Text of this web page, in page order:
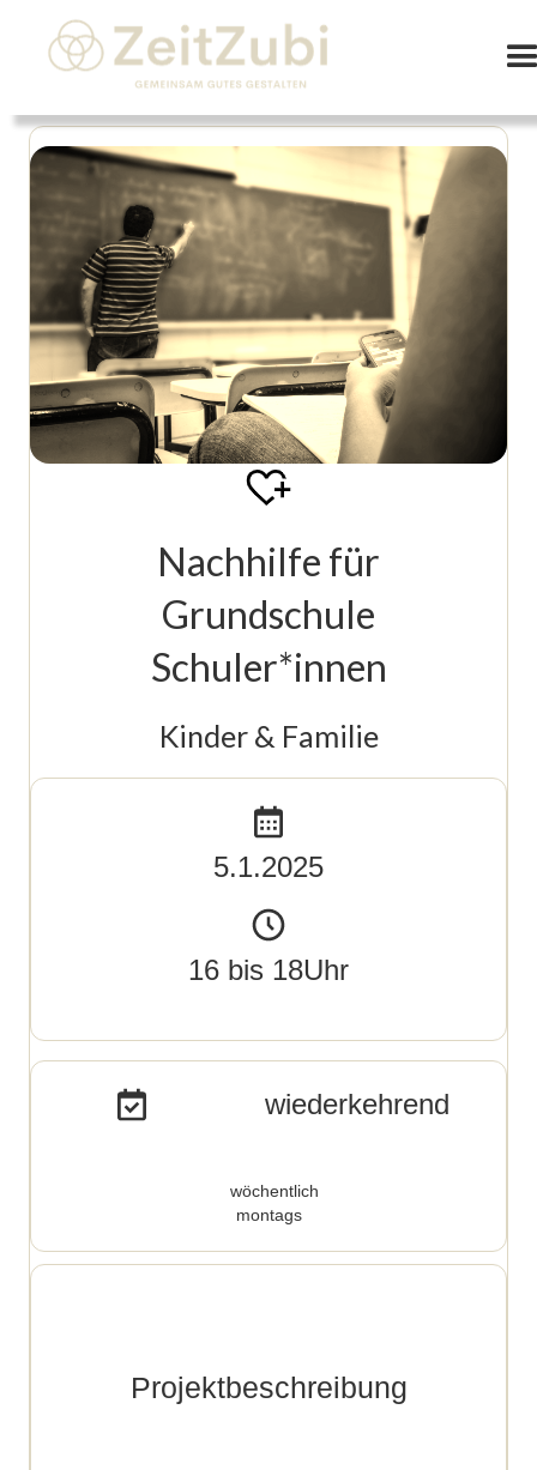
Nachhilfe für
Grundschule
Schuler*innen
Kinder & Familie
5.1.2025
16 bis 18Uhr
wiederkehrend
wöchentlich
montags
Projektbeschreibung